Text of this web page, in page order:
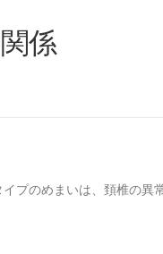
係
プのめまいは、頚椎の異